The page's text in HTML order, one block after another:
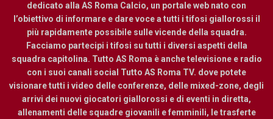
dedicato alla AS Roma Calcio, un portale web nato con
l’obiettivo di informare e dare voce a tutti i tifosi giallorossi il
più rapidamente possibile sulle vicende della squadra.
Facciamo partecipi i tifosi su tutti i diversi aspetti della
squadra capitolina. Tutto AS Roma è anche televisione e radio
con i suoi canali social Tutto AS Roma TV. dove potete
visionare tutti i video delle conferenze, delle mixed-zone, degli
arrivi dei nuovi giocatori giallorossi e di eventi in diretta,
allenamenti delle squadre giovanili e femminili, le trasferte